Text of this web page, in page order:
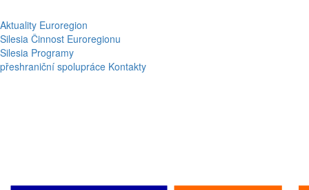
Aktuality Euroregion
Silesia Činnost Euroregionu
Silesia Programy
přeshraniční spolupráce Kontakty